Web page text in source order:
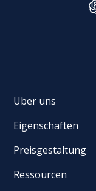
Über uns
Eigenschaften
Preisgestaltung
Ressourcen